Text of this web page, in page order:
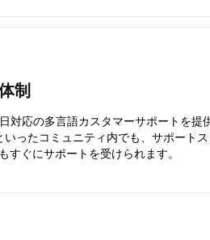
制
対応の多言語カスタマーサポートを提
ったコミュニティ内でも、サポート
すぐにサポートを受けられます。